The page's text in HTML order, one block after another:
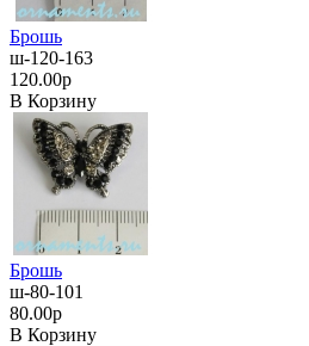
Брошь
ш-120-163
120.00р
В Корзину
Брошь
ш-80-101
80.00р
В Корзину